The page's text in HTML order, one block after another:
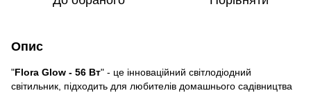
Опис
"Flora Glow - 56 Вт" - це інноваційний світлодіодний
світильник, підходить для любителів домашнього садівництва